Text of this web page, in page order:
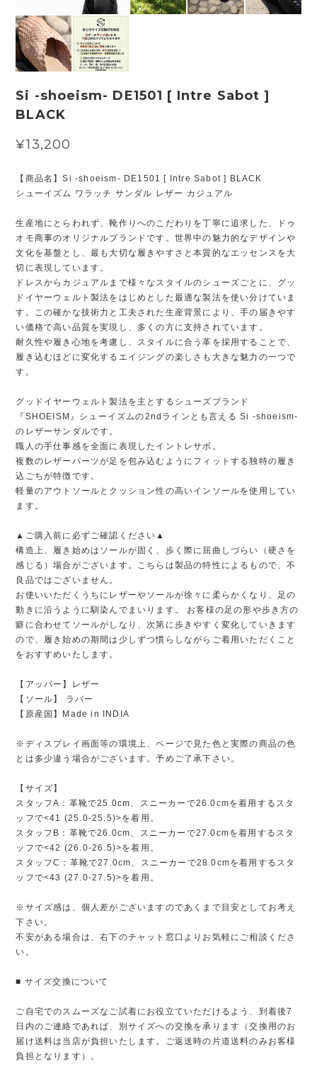
Si -shoeism- DE1501 [ Intre Sabot ]
BLACK
¥13,200
【商品名】Si -shoeism- DE1501 [ Intre Sabot ] BLACK
シューイズム ワラッチ サンダル レザー カジュアル
生産地にとらわれず、靴作りへのこだわりを丁寧に追求した、ドゥ
オモ商事のオリジナルブランドです。世界中の魅力的なデザインや
文化を基盤とし、最も大切な履きやすさと本質的なエッセンスを大
切に表現しています。
ドレスからカジュアルまで様々なスタイルのシューズごとに、グッ
ドイヤーウェルト製法をはじめとした最適な製法を使い分けていま
す。この確かな技術力と工夫された生産背景により、手の届きやす
い価格で高い品質を実現し、多くの方に支持されています。
耐久性や履き心地を考慮し、スタイルに合う革を採用することで、
履き込むほどに変化するエイジングの楽しさも大きな魅力の一つで
す。
グッドイヤーウェルト製法を主とするシューズブランド
『SHOEISM』シューイズムの2ndラインとも言える Si -shoeism-
のレザーサンダルです。
職人の手仕事感を全面に表現したイントレサボ。
複数のレザーパーツが足を包み込むようにフィットする独特の履き
込ごちが特徴です。
軽量のアウトソールとクッション性の高いインソールを使用してい
ます。
▲ご購入前に必ずご確認ください▲
構造上、履き始めはソールが固く、歩く際に屈曲しづらい（硬さを
感じる）場合がございます。こちらは製品の特性によるもので、不
良品ではございません。
お使いいただくうちにレザーやソールが徐々に柔らかくなり、足の
動きに沿うように馴染んでまいります。 お客様の足の形や歩き方の
癖に合わせてソールがしなり、次第に歩きやすく変化していきます
ので、履き始めの期間は少しずつ慣らしながらご着用いただくこと
をおすすめいたします。
【アッパー】レザー
【ソール】 ラバー
【原産国】Made in INDIA
※ディスプレイ画面等の環境上、ページで見た色と実際の商品の色
とは多少違う場合がございます。予めご了承下さい。
【サイズ】
スタッフA：革靴で25.0cm、スニーカーで26.0cmを着用するスタ
ッフで<41 (25.0-25.5)>を着用。
スタッフB：革靴で26.0cm、スニーカーで27.0cmを着用するスタ
ッフで<42 (26.0-26.5)>を着用。
スタッフC：革靴で27.0cm、スニーカーで28.0cmを着用するスタ
ッフで<43 (27.0-27.5)>を着用。
※サイズ感は、個人差がございますのであくまで目安としてお考え
下さい。
不安がある場合は、右下のチャット窓口よりお気軽にご相談くださ
い。
■ サイズ交換について
ご自宅でのスムーズなご試着にお役立ていただけるよう、到着後7
日内のご連絡であれば、別サイズへの交換を承ります（交換用のお
届け送料は当店が負担いたします。ご返送時の片道送料のみお客様
負担となります）。